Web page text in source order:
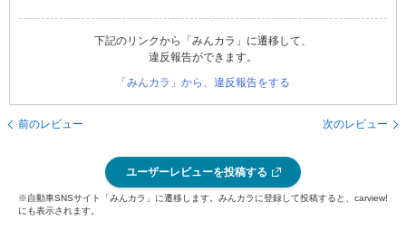
下記のリンクから「みんカラ」に遷移して、
違反報告ができます。
「みんカラ」から、違反報告をする
前のレビュー 次のレビュー
ユーザーレビューを投稿する
※自動車SNSサイト「みんカラ」に遷移します。みんカラに登録して投稿すると、carview!
にも表示されます。